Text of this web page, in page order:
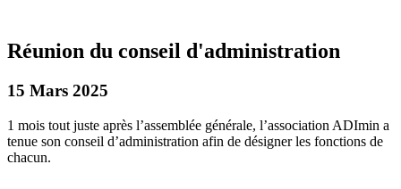
Réunion du conseil d'administration
15 Mars 2025
1 mois tout juste après l’assemblée générale, l’association ADImin a
tenue son conseil d’administration afin de désigner les fonctions de
chacun.